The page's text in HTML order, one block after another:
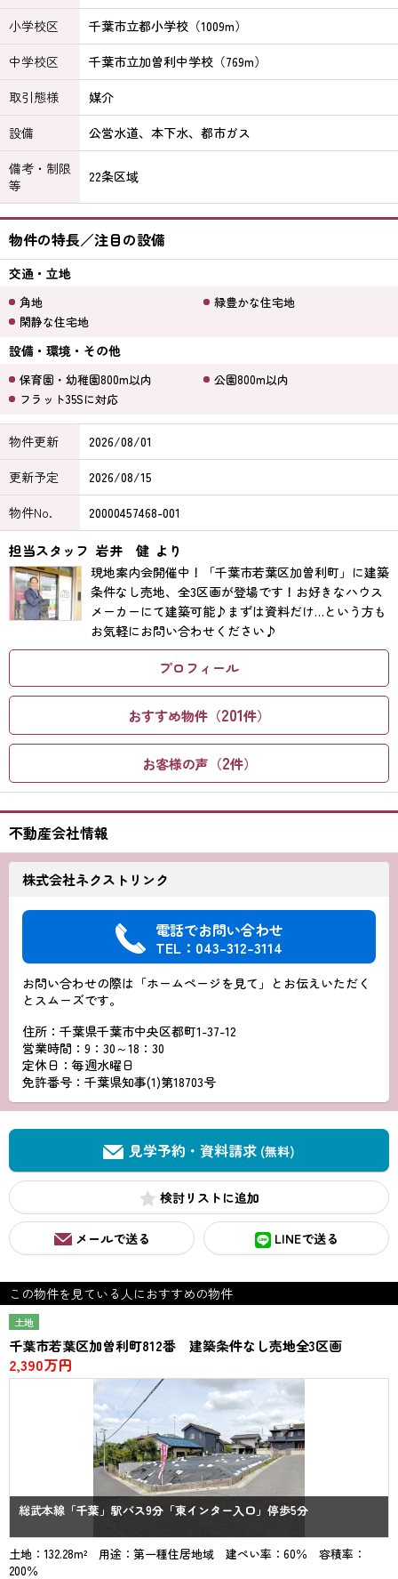
小学校区
千葉市立都小学校（1009m）
中学校区
千葉市立加曽利中学校（769m）
取引態様
媒介
設備
公営水道、本下水、都市ガス
備考・制限
等
22条区域
物件の特長／注目の設備
交通・立地
角地
緑豊かな住宅地
閑静な住宅地
設備・環境・その他
保育園・幼稚園800m以内
公園800m以内
フラット35Sに対応
物件更新
2026/08/01
更新予定
2026/08/15
物件No.
20000457468-001
担当スタッフ 岩井 健 より
現地案内会開催中！「千葉市若葉区加曽利町」に建築
条件なし売地、全3区画が登場です！お好きなハウス
メーカーにて建築可能♪まずは資料だけ…という方も
お気軽にお問い合わせください♪
プロフィール
おすすめ物件（201件）
お客様の声（2件）
不動産会社情報
株式会社ネクストリンク
電話でお問い合わせ
TEL：043-312-3114
お問い合わせの際は「ホームページを見て」とお伝えいただく
とスムーズです。
住所：千葉県千葉市中央区都町1-37-12
営業時間：9：30～18：30
定休日：毎週水曜日
免許番号：千葉県知事(1)第18703号
見学予約・資料請求 (無料)
検討リスト
メールで送る LINEで送る
この物件を見ている人におすすめの物件
土地
千葉市若葉区加曽利町812番 建築条件なし売地全3区画
2,390万円
総武本線「千葉」駅バス9分「東インター入口」停歩5分
土地：132.28m² 用途：第一種住居地域 建ぺい率：60％ 容積率：
200％